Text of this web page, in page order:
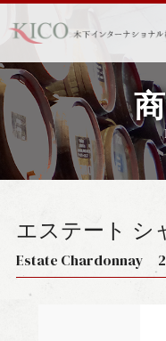
エステート シ
Estate Chardonnay